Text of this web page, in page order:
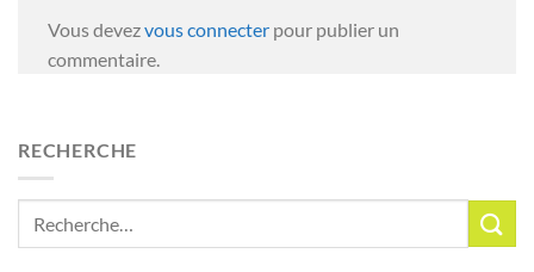
Vous devezvous connecter pour publier un
commentaire.
RECHERCHE